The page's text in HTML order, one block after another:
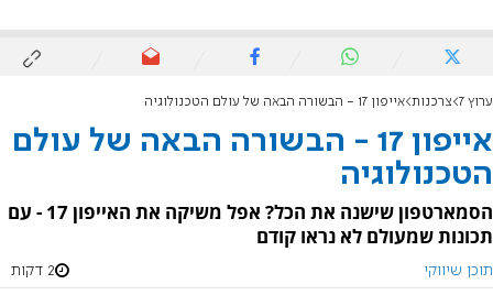
ערוץ 7 צרכנות אייפון 17 - הבשורה הבאה של עולם הטכנולוגיה
אייפון 17 - הבשורה הבאה של עולם
הטכנולוגיה
הסמארטפון שישנה את הכל? אפל משיקה את האייפון 17 - עם
תכונות שמעולם לא נראו קודם
תוכן שיווקי 2 דקות